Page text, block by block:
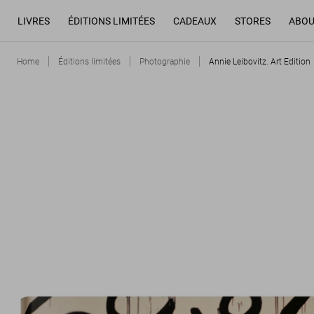
LIVRES ÉDITIONS LIMITÉES CADEAUX STORES
Home Éditions limitées Photographie Annie Leibovitz. Art Edition